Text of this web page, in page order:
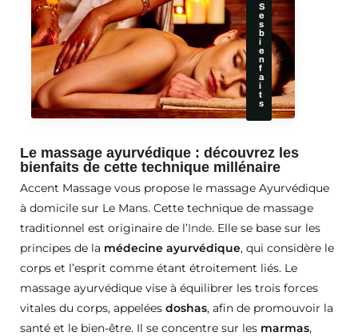
S
e
s
b
i
e
n
f
a
i
t
s
Le massage ayurvédique : découvrez les
bienfaits de cette technique millénaire
Accent Massage vous propose le massage Ayurvédique
à domicile sur Le Mans. Cette technique de massage
traditionnel est originaire de l’Inde. Elle se base sur les
principes de la médecine ayurvédique, qui considère le
corps et l’esprit comme étant étroitement liés. Le
massage ayurvédique vise à équilibrer les trois forces
vitales du corps, appelées doshas, afin de promouvoir la
santé et le bien-être. Il se concentre sur les marmas,